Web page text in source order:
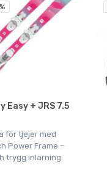
Easy + JRS 7.5
för tjejer med
Power Frame –
trygg inlärning.